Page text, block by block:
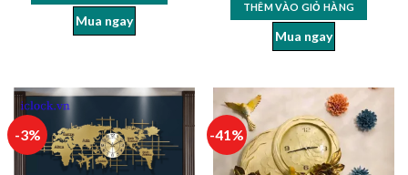
Mua ngay
THÊM VÀO GIỎ HÀNG
Mua ngay
-3% -41%